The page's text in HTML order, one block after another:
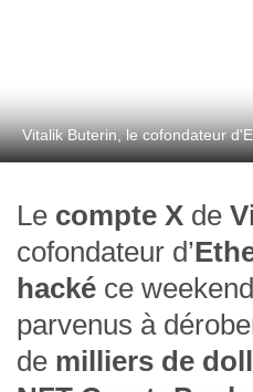
Vitalik Buterin, le cofondateur
Le compte X de
cofondateur d’
hacké ce
parvenus à
de milliers de